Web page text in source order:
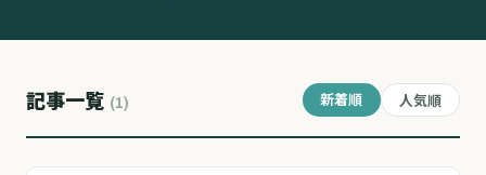
記事一覧 (1) 新着順 人気順